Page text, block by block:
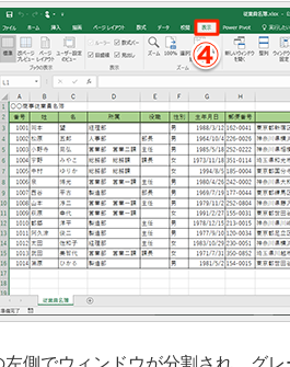
側でウィンドウが分割され、グ